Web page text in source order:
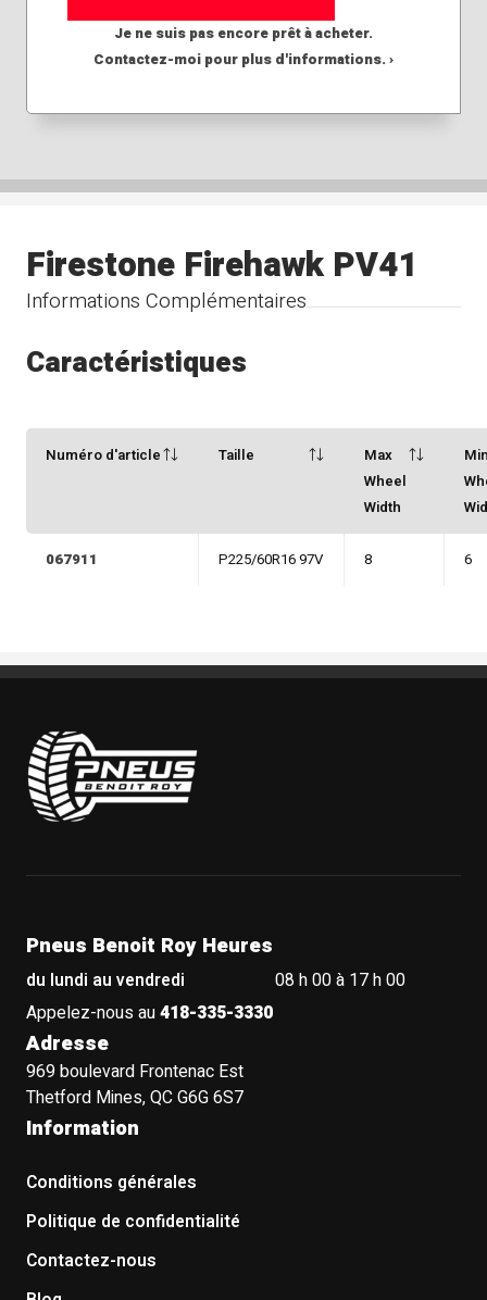
Je ne suis pas encore prêt à acheter.
Contactez-moi pour plus d'informations. ›
Informations Complémentaires
Firestone Firehawk PV41
Caractéristiques
Numéro d'article Taille
Max
Wheel
Width
067911 P225/60R16 97V 8 6
Pneus Benoit Roy
Pneus Benoit Roy Heures
du lundi au vendredi
08 h 00 à 17 h 00
Appelez-nous au418-335-3330
Adresse
969 boulevard Frontenac Est
Thetford Mines, QC G6G 6S7
Information
Conditions générales
Politique de confidentialité
Contactez-nous